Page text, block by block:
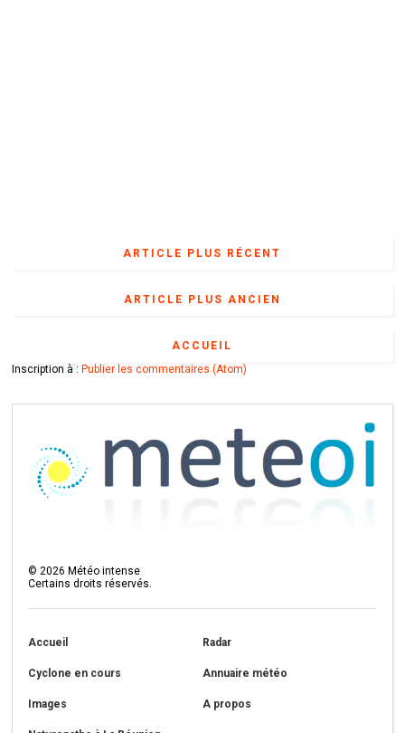
ARTICLE PLUS RÉCENT
ARTICLE PLUS ANCIEN
ACCUEIL
Inscription à :Publier les commentaires (Atom)
©2026 Météo intense
Certains droits réservés.
Accueil Radar
Cyclone en cours Annuaire météo
Images A propos